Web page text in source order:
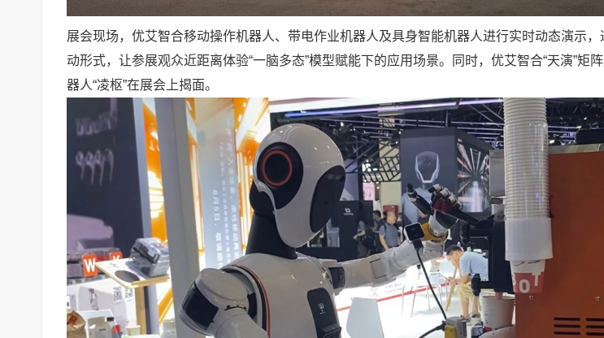
展会现场，优艾智合移动操作机器人、带电作业机器人及具身智能机器人进行实时动态演示
动形式，让参展观众近距离体验“一脑多态”模型赋能下的应用场景。同时，优艾智合“天演”
器人“凌枢”在展会上揭面。